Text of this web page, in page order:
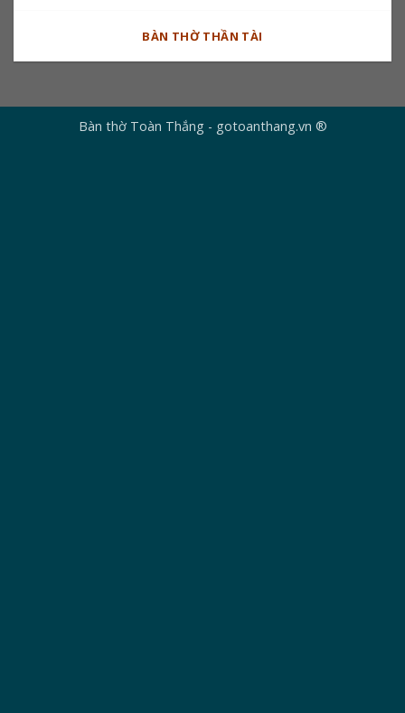
BÀN THỜ THẦN TÀI
Bàn thờ Toàn Thắng - gotoanthang.vn ®